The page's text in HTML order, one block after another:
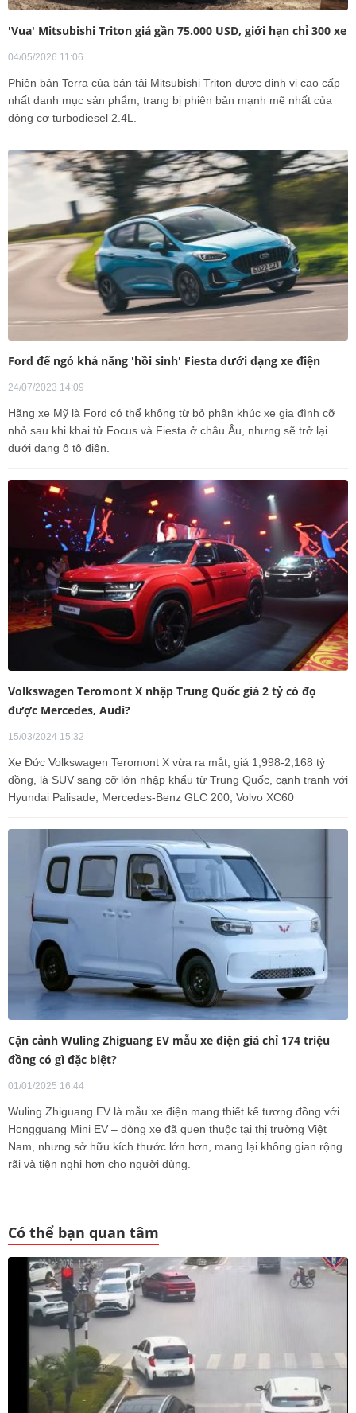
'Vua' Mitsubishi Triton giá gần 75.000 USD, giới hạn chỉ 300 xe
04/05/2026 11:06
Phiên bản Terra của bán tải Mitsubishi Triton được định vị cao cấp
nhất danh mục sản phẩm, trang bị phiên bản mạnh mẽ nhất của
động cơ turbodiesel 2.4L.
Ford để ngỏ khả năng 'hồi sinh' Fiesta dưới dạng xe điện
24/07/2023 14:09
Hãng xe Mỹ là Ford có thể không từ bỏ phân khúc xe gia đình cỡ
nhỏ sau khi khai tử Focus và Fiesta ở châu Âu, nhưng sẽ trở lại
dưới dạng ô tô điện.
Volkswagen Teromont X nhập Trung Quốc giá 2 tỷ có đọ
được Mercedes, Audi?
15/03/2024 15:32
Xe Đức Volkswagen Teromont X vừa ra mắt, giá 1,998-2,168 tỷ
đồng, là SUV sang cỡ lớn nhập khẩu từ Trung Quốc, cạnh tranh với
Hyundai Palisade, Mercedes-Benz GLC 200, Volvo XC60
Cận cảnh Wuling Zhiguang EV mẫu xe điện giá chỉ 174 triệu
đồng có gì đặc biệt?
01/01/2025 16:44
Wuling Zhiguang EV là mẫu xe điện mang thiết kế tương đồng với
Hongguang Mini EV – dòng xe đã quen thuộc tại thị trường Việt
Nam, nhưng sở hữu kích thước lớn hơn, mang lại không gian rộng
rãi và tiện nghi hơn cho người dùng.
Có thể bạn quan tâm